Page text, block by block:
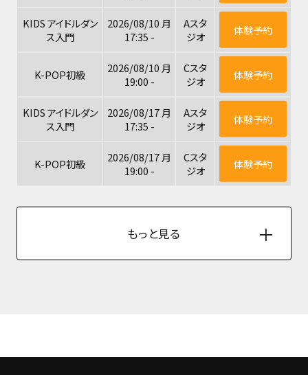
KIDS アイドルダン
ス入門
2026/08/10 月
17:35 -
Aスタ
ジオ
体験予約
K-POP初級
2026/08/10 月
19:00 -
Cスタ
ジオ
体験予約
KIDS アイドルダン
ス入門
2026/08/17 月
17:35 -
Aスタ
ジオ
体験予約
K-POP初級
2026/08/17 月
19:00 -
Cスタ
ジオ
体験予約
もっと見る